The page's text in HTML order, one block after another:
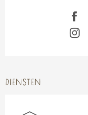
DIENSTEN